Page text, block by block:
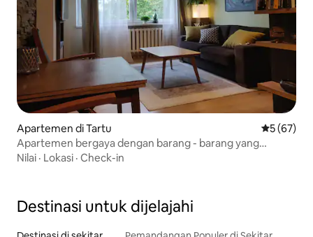
Apartemen di Tartu Nilai rata-
5 (67)
Apartemen bergaya dengan barang - barang yang
nyaman
Nilai · Lokasi · Check-in
Destinasi untuk dijelajahi